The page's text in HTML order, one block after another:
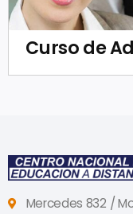
Curso de
Mercedes 832 /